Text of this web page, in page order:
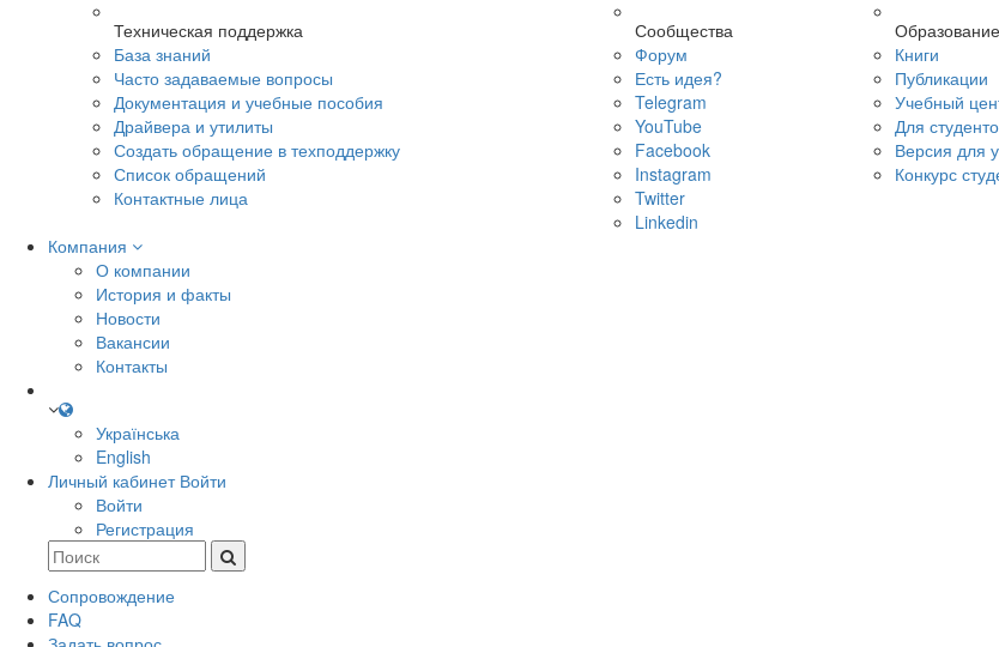
Техническая поддержка
База знаний
Часто задаваемые вопросы
Документация и учебные пособия
Драйвера и утилиты
Создать обращение в техподдержку
Список обращений
Контактные лица
Сообщества
Форум
Есть идея?
Telegram
YouTube
Facebook
Instagram
Twitter
Linkedin
Книги
Публикации
Учебный
Для
Версия для
Конкурс
Компания
О компании
История и факты
Новости
Вакансии
Контакты
Українська
English
Личный кабинет Войти
Войти
Регистрация
Сопровождение
FAQ